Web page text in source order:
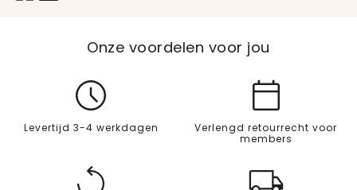
Onze voordelen voor jou
Levertijd 3-4 werkdagen
Verlengd retourrecht voor
members